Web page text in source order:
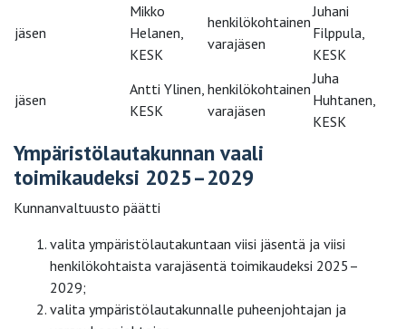
jäsen
Mikko
Helanen,
KESK
henkilökohtainen
varajäsen
Juhani
Filppula,
KESK
jäsen
Antti Ylinen,
KESK
henkilökohtainen
varajäsen
Juha
Huhtanen,
KESK
Ympäristölautakunnan vaali
toimikaudeksi 2025–2029
Kunnanvaltuusto päätti
valita ympäristölautakuntaan viisi jäsentä ja viisi
henkilökohtaista varajäsentä toimikaudeksi 2025–
2029;
valita ympäristölautakunnalle puheenjohtajan ja